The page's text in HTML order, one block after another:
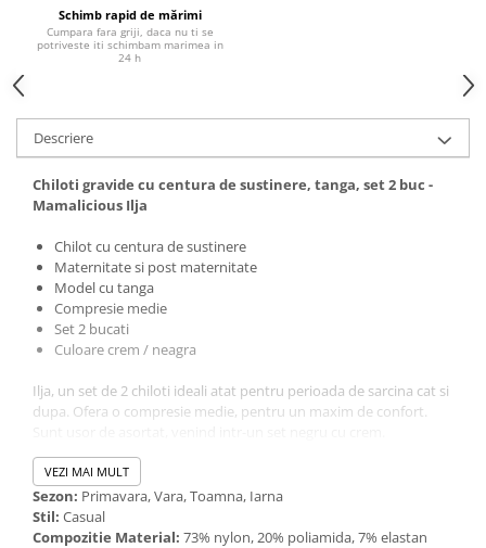
Schimb rapid de mărimi
Cumpara fara griji, daca nu ti se
potriveste iti schimbam marimea in
24 h
Descriere
Chiloti gravide cu centura de sustinere, tanga, set 2 buc -
Mamalicious Ilja
Chilot cu centura de sustinere
Maternitate si post maternitate
Model cu tanga
Compresie medie
Set 2 bucati
Culoare crem / neagra
Ilja, un set de 2 chiloti ideali atat pentru perioada de sarcina cat si
dupa. Ofera o compresie medie, pentru un maxim de confort.
VEZI MAI MULT
Sezon: Primavara, Vara, Toamna, Iarna
Stil: Casual
Compozitie Material: 73% nylon, 20% poliamida, 7% elastan